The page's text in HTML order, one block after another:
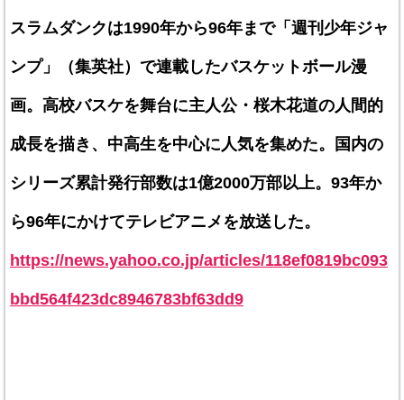
スラムダンクは1990年から96年まで「週刊少年ジャ
ンプ」（集英社）で連載したバスケットボール漫
画。高校バスケを舞台に主人公・桜木花道の人間的
成長を描き、中高生を中心に人気を集めた。国内の
シリーズ累計発行部数は1億2000万部以上。93年か
ら96年にかけてテレビアニメを放送した。
https://news.yahoo.co.jp/articles/118ef0819bc093
bbd564f423dc8946783bf63dd9